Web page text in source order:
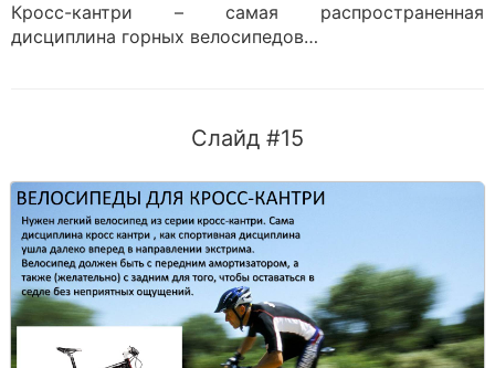
Кросс-кантри – самая распространенная
дисциплина горных велосипедов…
Слайд #15